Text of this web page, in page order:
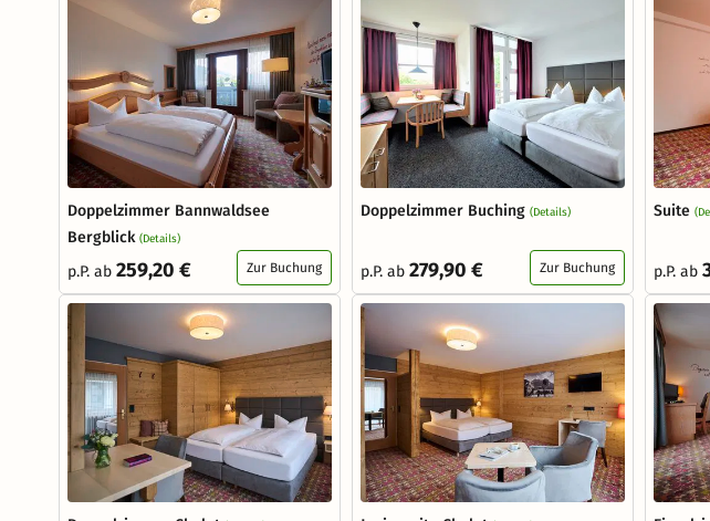
Doppelzimmer Bannwaldsee
Bergblick (Details)
p.P. ab 259,20 € Zur Buchung
Doppelzimmer Buching (Details)
p.P. ab 279,90 € Zur Buchung
Suite
p.P. ab